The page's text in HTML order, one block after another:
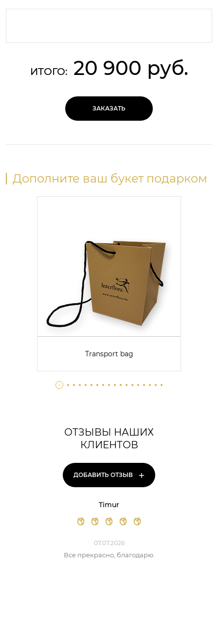
ИТОГО: 20 900 руб.
ЗАКАЗАТЬ
Дополните ваш букет подарком
Transport bag
ОТЗЫВЫ НАШИХ
КЛИЕНТОВ
ДОБАВИТЬ ОТЗЫВ +
Timur
07.07.2026
Все прекрасно, благодарю.